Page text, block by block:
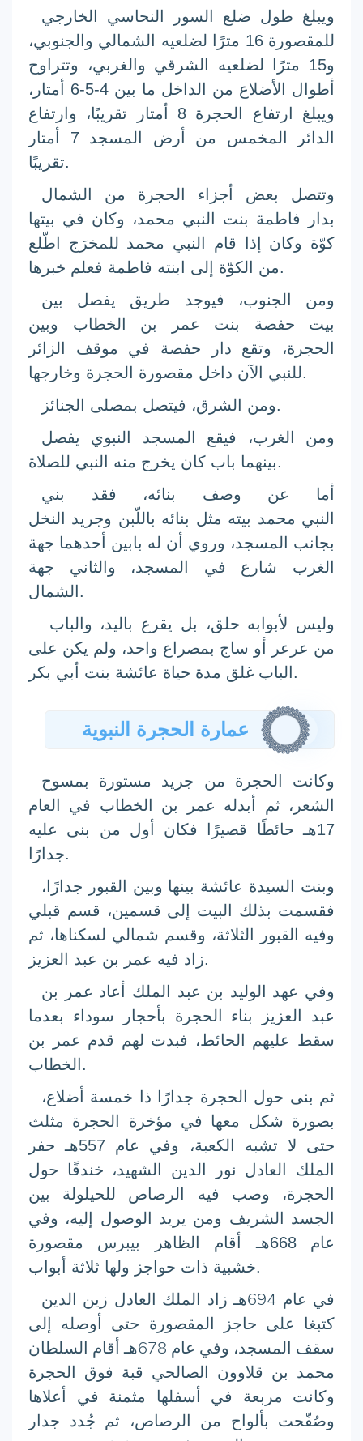
ويبلغ طول ضلع السور النحاسي الخارجي
للمقصورة 16 مترًا لضلعيه الشمالي والجنوبي،
و15 مترًا لضلعيه الشرقي والغربي، وتتراوح
أطوال الأضلاع من الداخل ما بين 4-5-6 أمتار،
ويبلغ ارتفاع الحجرة 8 أمتار تقريبًا، وارتفاع
الدائر المخمس من أرض المسجد 7 أمتار
تقريبًا.
وتتصل بعض أجزاء الحجرة من الشمال
بدار فاطمة بنت النبي محمد، وكان في بيتها
كوّة وكان إذا قام النبي محمد للمخرَج اطّلع
من الكوّة إلى ابنته فاطمة
فعلم خبرها.
ومن الجنوب، فيوجد طريق يفصل بين
بيت حفصة بنت عمر بن الخطاب وبين
الحجرة، وتقع دار حفصة في موقف الزائر
للنبي الآن داخل مقصورة الحجرة وخارجها.
ومن الشرق، فيتصل بمصلى الجنائز
.
ومن الغرب، فيقع المسجد النبوي يفصل
بينهما باب كان يخرج منه النبي للصلاة.
أما عن وصف بنائه، فقد بني
النبي محمد بيته مثل بنائه باللّبن وجريد النخل
بجانب المسجد، وروي أن له بابين أحدهما جهة
الغرب شارع في المسجد، والثاني جهة
الشمال.
من عرعر أو ساج بمصراع واحد، ولم يكن على
الباب غلق مدة حياة عائشة بنت أبي بكر .
عمارة الحجرة النبوية
وكانت الحجرة من جريد مستورة بمسوح
الشعر، ثم أبدله عمر بن الخطاب في العام
17هـ حائطًا قصيرًا فكان أول من بنى عليه
جدارًا.
وبنت السيدة عائشة بينها وبين القبور جدارًا،
فقسمت بذلك البيت إلى قسمين، قسم قبلي
وفيه القبور الثلاثة، وقسم شمالي لسكناها، ثم
زاد فيه عمر بن عبد العزيز
.
وفي عهد
الوليد بن عبد الملك أعاد عمر بن
عبد العزيز
بناء الحجرة بأحجار سوداء بعدما
سقط عليهم الحائط، فبدت لهم قدم عمر بن
الخطاب .
ثم بنى حول الحجرة جدارًا ذا خمسة أضلاع،
بصورة شكل معها في مؤخرة الحجرة مثلث
حتى لا تشبه الكعبة، وفي عام 557هـ حفر
الملك العادل نور الدين الشهيد، خندقًا حول
الحجرة، وصب فيه الرصاص للحيلولة بين
الجسد الشريف ومن يريد الوصول إليه، وفي
عام 668هـ أقام الظاهر بيبرس مقصورة
خشبية ذات حواجز ولها ثلاثة أبواب.
في عام 694هـ زاد الملك العادل زين الدين
كتبغا على حاجز المقصورة حتى أوصله إلى
سقف المسجد، وفي عام 678هـ أقام السلطان
محمد بن قلاوون الصالحي قبة فوق الحجرة
وكانت مربعة في أسفلها مثمنة في أعلاها
وصُفّحت بألواح من الرصاص، ثم جُدد جدار